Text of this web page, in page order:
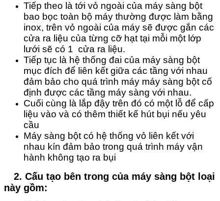
Tiếp theo là tới vỏ ngoài của máy sàng bột
bao bọc toàn bộ máy thường được làm bằng
inox, trên vỏ ngoài của máy sẽ được gắn các
cửa ra liệu của từng cỡ hạt tại mỗi một lớp
lưới sẽ có 1 cửa ra liệu.
Tiếp tục là hệ thống đai của máy sàng bột
mục đích để liên kết giữa các tầng với nhau
đảm bảo cho quá trình máy máy sàng bột cố
định được các tầng máy sàng với nhau.
Cuối cùng là lắp đậy trên đó có một lỗ để cấp
liệu vào và có thêm thiết kế hút bụi nếu yêu
cầu
Máy sàng bột có hệ thống vỏ liên kết với
nhau kín đảm bảo trong quá trình máy vận
hành không tạo ra bụi
2. Cấu tạo bên trong của máy sàng bột loại
này gồm: